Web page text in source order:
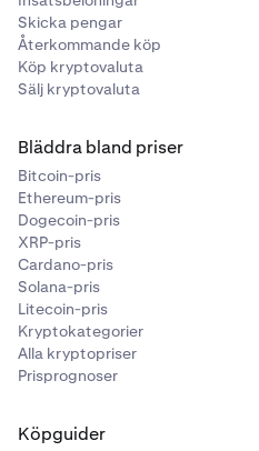
Skicka pengar
Återkommande köp
Köp kryptovaluta
Sälj kryptovaluta
Bläddra bland priser
Bitcoin-pris
Ethereum-pris
Dogecoin-pris
XRP-pris
Cardano-pris
Solana-pris
Litecoin-pris
Kryptokategorier
Alla kryptopriser
Prisprognoser
Köpguider